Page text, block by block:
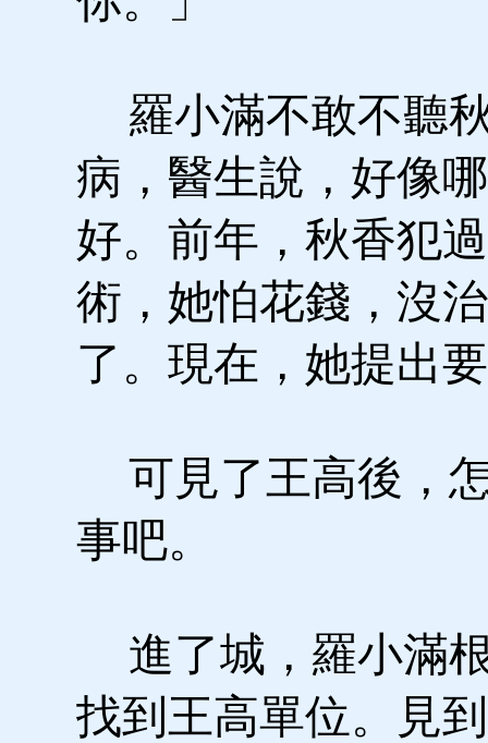
羅小滿不敢不聽
病，醫生說，好像
好。前年，秋香犯
術，她怕花錢，沒
了。現在，她提出
可見了王高後，
事吧。
進了城，羅小滿
找到王高單位。見